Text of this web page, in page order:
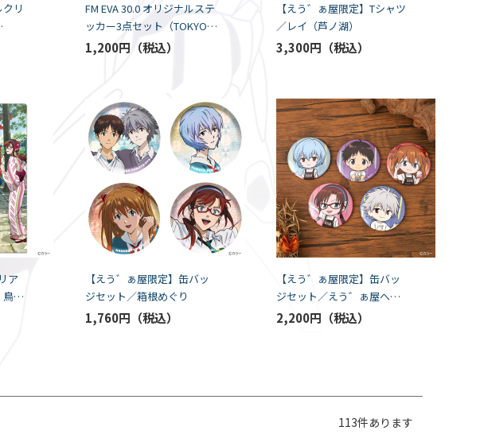
リ
FM EVA 30.0 オリジナルステ
ッカー3点セット（TOKYO
FM）
1,200円
【えう゛ぁ屋限定】Tシャツ
／レイ（芦ノ湖）
3,300円
ア
居
【えう゛ぁ屋限定】缶バッ
ジセット／箱根めぐり
1,760円
【えう゛ぁ屋限定】缶バッ
ジセット／えう゛ぁ屋へよ
うこそ（デフォルメ）
2,200円
113件あります